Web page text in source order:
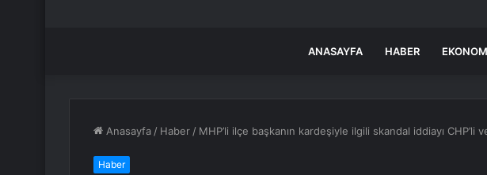
ANASAYFA HABER
Anasayfa / Haber / MHP’li ilçe başkanın kardeşiyle ilgili skandal iddiayı CHP’li
Haber